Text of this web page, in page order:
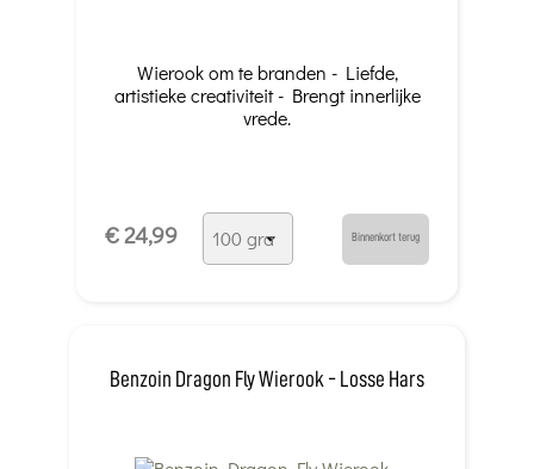
Wierook om te branden - Liefde,
artistieke creativiteit - Brengt innerlijke
vrede.
€ 24,99 Binnenkort terug
Benzoin Dragon Fly Wierook - Losse Hars